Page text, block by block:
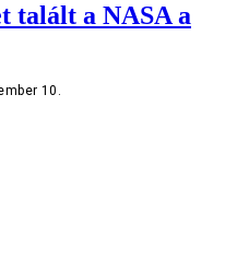
talált a NASA a
10.